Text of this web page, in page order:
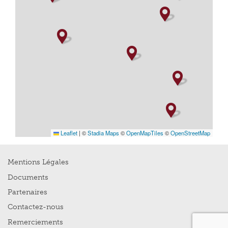
Leaflet | ©Stadia Maps ©OpenMapTiles ©OpenStreetMap
Mentions Légales
Documents
Partenaires
Contactez-nous
Remerciements